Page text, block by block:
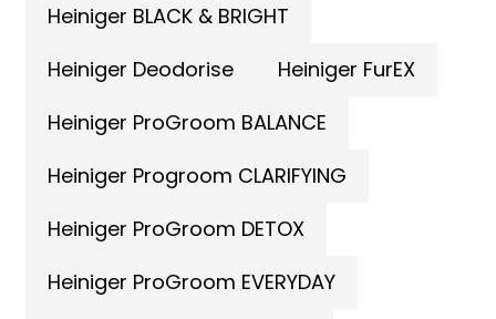
Heiniger BLACK & BRIGHT
Heiniger Deodorise
Heiniger FurEX
Heiniger ProGroom BALANCE
Heiniger Progroom CLARIFYING
Heiniger ProGroom DETOX
Heiniger ProGroom EVERYDAY